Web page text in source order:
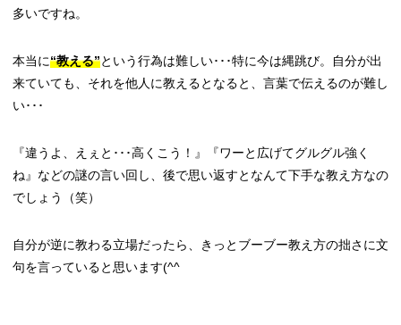
多いですね。
本当に“教える”という行為は難しい･･･特に今は縄跳び。自分が出
来ていても、それを他人に教えるとなると、言葉で伝えるのが難し
い･･･
『違うよ、えぇと･･･高くこう！』『ワーと広げてグルグル強く
ね』などの謎の言い回し、後で思い返すとなんて下手な教え方なの
でしょう（笑）
自分が逆に教わる立場だったら、きっとブーブー教え方の拙さに文
句を言っていると思います(^^ゞ